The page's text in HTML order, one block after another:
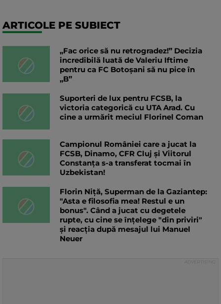
ARTICOLE PE SUBIECT
„Fac orice să nu retrogradez!” Decizia
incredibilă luată de Valeriu Iftime
pentru ca FC Botoșani să nu pice în
„B”
Suporteri de lux pentru FCSB, la
victoria categorică cu UTA Arad. Cu
cine a urmărit meciul Florinel Coman
Campionul României care a jucat la
FCSB, Dinamo, CFR Cluj și Viitorul
Constanța s-a transferat tocmai în
Uzbekistan!
Florin Niță, Superman de la Gaziantep:
"Asta e filosofia mea! Restul e un
bonus". Când a jucat cu degetele
rupte, cu cine se înțelege "din priviri"
și reacția după mesajul lui Manuel
Neuer